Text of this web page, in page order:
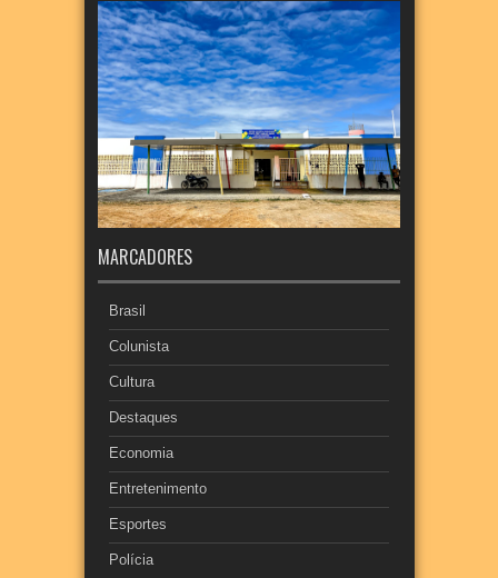
MARCADORES
Brasil
Colunista
Cultura
Destaques
Economia
Entretenimento
Esportes
Polícia